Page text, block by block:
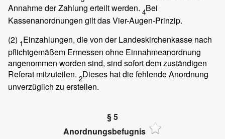
Annahme der Zahlung erteilt werden. 4Bei
Kassenanordnungen gilt das Vier-Augen-Prinzip.
(2) 1Einzahlungen, die von der Landeskirchenkasse nach
pflichtgemäßem Ermessen ohne Einnahmeanordnung
angenommen worden sind, sind sofort dem zuständigen
Referat mitzuteilen. 2Dieses hat die fehlende Anordnung
unverzüglich zu erstellen.
§ 5
Anordnungsbefugnis